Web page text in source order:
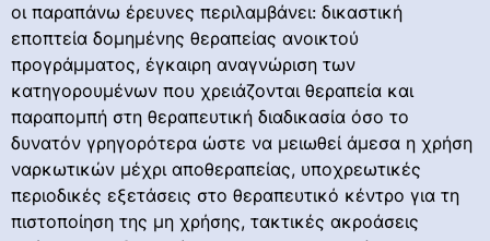
οι παραπάνω έρευνες περιλαμβάνει: δικαστική
εποπτεία δομημένης θεραπείας ανοικτού
προγράμματος, έγκαιρη αναγνώριση των
κατηγορουμένων που χρειάζονται θεραπεία και
παραπομπή στη θεραπευτική διαδικασία όσο το
δυνατόν γρηγορότερα ώστε να μειωθεί άμεσα η χρήση
ναρκωτικών μέχρι αποθεραπείας, υποχρεωτικές
περιοδικές εξετάσεις στο θεραπευτικό κέντρο για τη
πιστοποίηση της μη χρήσης, τακτικές ακροάσεις